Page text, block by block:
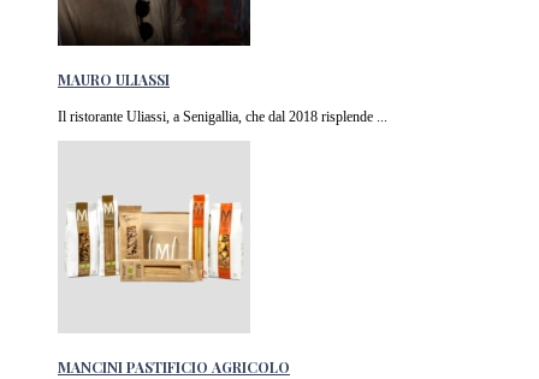
MAURO ULIASSI
Il ristorante Uliassi, a Senigallia, che dal 2018 risplende ...
MANCINI PASTIFICIO AGRICOLO